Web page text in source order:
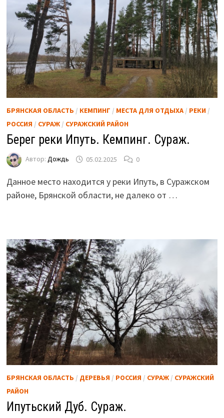
БРЯНСКАЯ ОБЛАСТЬ / КЕМПИНГ / МЕСТА ДЛЯ ОТДЫХА/ РЕКИ/
РОССИЯ / СУРАЖ/ СУРАЖСКИЙ РАЙОН
Берег реки Ипуть. Кемпинг. Сураж.
Автор: Дождь 05.02.2025 0
Данное место находится у реки Ипуть, в Суражском
районе, Брянской области, не далеко от …
БРЯНСКАЯ ОБЛАСТЬ / ДЕРЕВЬЯ / РОССИЯ / СУРАЖ/ СУРАЖСКИЙ
РАЙОН
Ипутьский Дуб. Сураж.